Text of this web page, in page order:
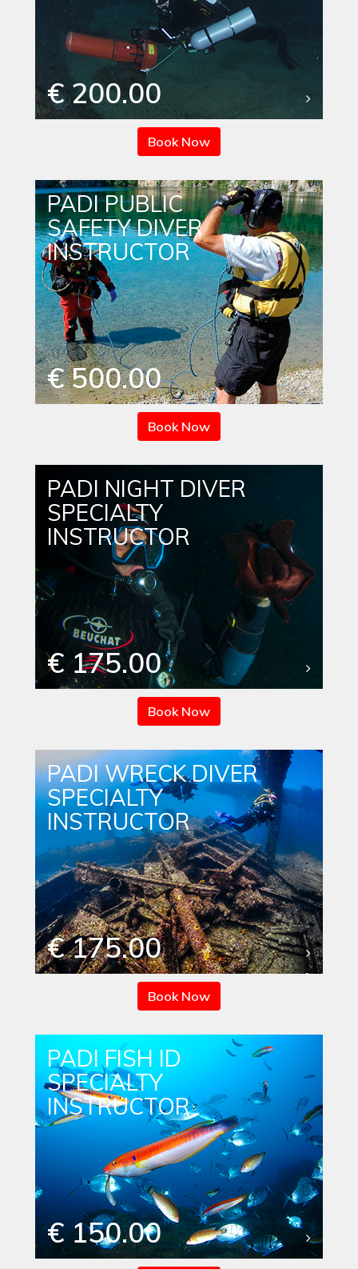
€ 200.00
Book Now
PADI PUBLIC
SAFETY DIVER
INSTRUCTOR
€ 500.00
Book Now
PADI NIGHT DIVER
SPECIALTY
INSTRUCTOR
€ 175.00
Book Now
PADI WRECK DIVER
SPECIALTY
INSTRUCTOR
€ 175.00
Book Now
PADI FISH ID
SPECIALTY
INSTRUCTOR
€ 150.00